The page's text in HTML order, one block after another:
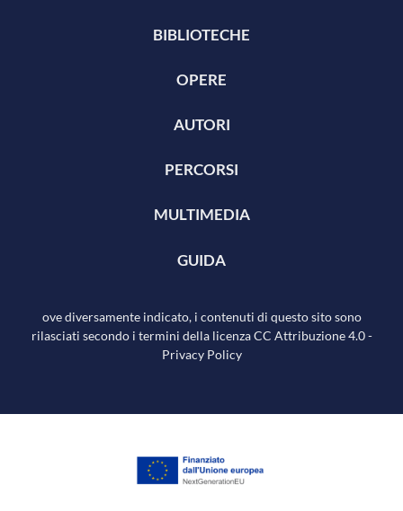
BIBLIOTECHE
OPERE
AUTORI
PERCORSI
MULTIMEDIA
GUIDA
ove diversamente indicato, i contenuti di questo sito sono
rilasciati secondo i termini della licenza CC Attribuzione 4.0-
Privacy Policy